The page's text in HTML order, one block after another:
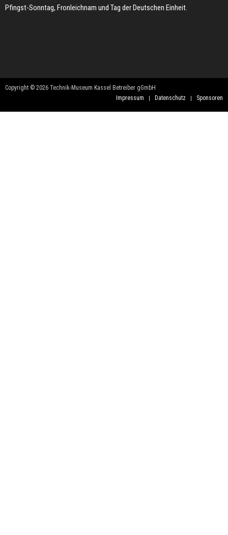
Pfingst-Sonntag, Fronleichnam und Tag der Deutschen Einheit.
Copyright © 2026 Technik-Museum Kassel Betreiber gGmbH
Impressum
Datenschutz Sponsoren